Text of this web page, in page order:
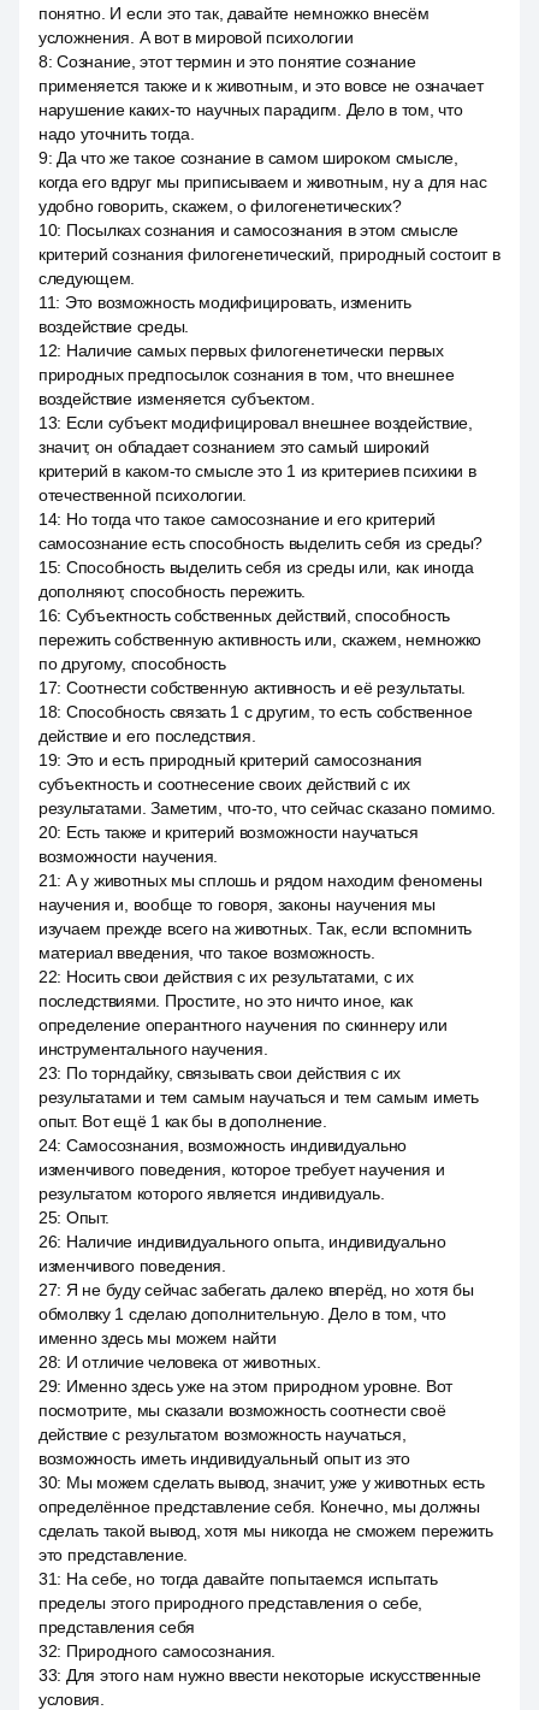
понятно. И если это так, давайте немножко внесём
усложнения. А вот в мировой психологии
8:Сознание, этот термин и это понятие сознание
применяется также и к животным, и это вовсе не означает
нарушение каких-то научных парадигм. Дело в том, что
надо уточнить тогда.
9: Да что же такое сознание в самом широком смысле,
когда его вдруг мы приписываем и животным, ну а для нас
удобно говорить, скажем, о филогенетических?
10: Посылках сознания и самосознания в этом смысле
критерий сознания филогенетический, природный состоит в
следующем.
11: Это возможность модифицировать, изменить
воздействие среды.
12: Наличие самых первых филогенетически первых
природных предпосылок сознания в том, что внешнее
воздействие изменяется субъектом.
13: Если субъект модифицировал внешнее воздействие,
значит, он обладает сознанием это самый широкий
критерий в каком-то смысле это 1 из критериев психики в
отечественной психологии.
14: Но тогда что такое самосознание и его критерий
самосознание есть способность выделить себя из среды?
15: Способность выделить себя из среды или, как иногда
дополняют, способность пережить.
16: Субъектность собственных действий, способность
пережить собственную активность или, скажем, немножко
по другому, способность
17: Соотнести собственную активность и её результаты.
18: Способность связать 1 с другим, то есть собственное
действие и его последствия.
19: Это и есть природный критерий самосознания
субъектность и соотнесение своих действий с их
результатами. Заметим, что-то, что сейчас сказано помимо.
20: Есть также и критерий возможности научаться
возможности научения.
21: А у животных мы сплошь и рядом находим феномены
научения и, вообще то говоря, законы научения мы
изучаем прежде всего на животных. Так, если вспомнить
материал введения, что такое возможность.
22: Носить свои действия с их результатами, с их
последствиями. Простите, но это ничто иное, как
определение оперантного научения по скиннеру или
инструментального научения.
23: По торндайку, связывать свои действия с их
результатами и тем самым научаться и тем самым иметь
опыт. Вот ещё 1 как бы в дополнение.
24: Самосознания, возможность индивидуально
изменчивого поведения, которое требует научения и
результатом которого является индивидуаль.
25: Опыт.
26: Наличие индивидуального опыта, индивидуально
изменчивого поведения.
27: Я не буду сейчас забегать далеко вперёд, но хотя бы
обмолвку 1 сделаю дополнительную. Дело в том, что
именно здесь мы можем найти
28: И отличие человека от животных.
29: Именно здесь уже на этом природном уровне. Вот
посмотрите, мы сказали возможность соотнести своё
действие с результатом возможность научаться,
возможность иметь индивидуальный опыт из это
30: Мы можем сделать вывод, значит, уже у животных есть
определённое представление себя. Конечно, мы должны
сделать такой вывод, хотя мы никогда не сможем пережить
это представление.
31: На себе, но тогда давайте попытаемся испытать
пределы этого природного представления о себе,
представления себя
32: Природного самосознания.
33: Для этого нам нужно ввести некоторые искусственные
условия.